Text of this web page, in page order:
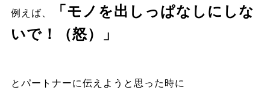
例えば、
「モノを出しっぱなしにしな
いで！（怒）」
とパートナーに伝えようと思った時に